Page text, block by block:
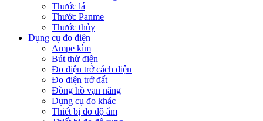
Thước lá
Thước Panme
Thước thủy
Dụng cụ đo điện
Ampe kìm
Bút thử điện
Đo điện trở cách điện
Đo điện trở đất
Đồng hồ vạn năng
Dụng cụ đo khác
Thiết bị đo độ ẩm